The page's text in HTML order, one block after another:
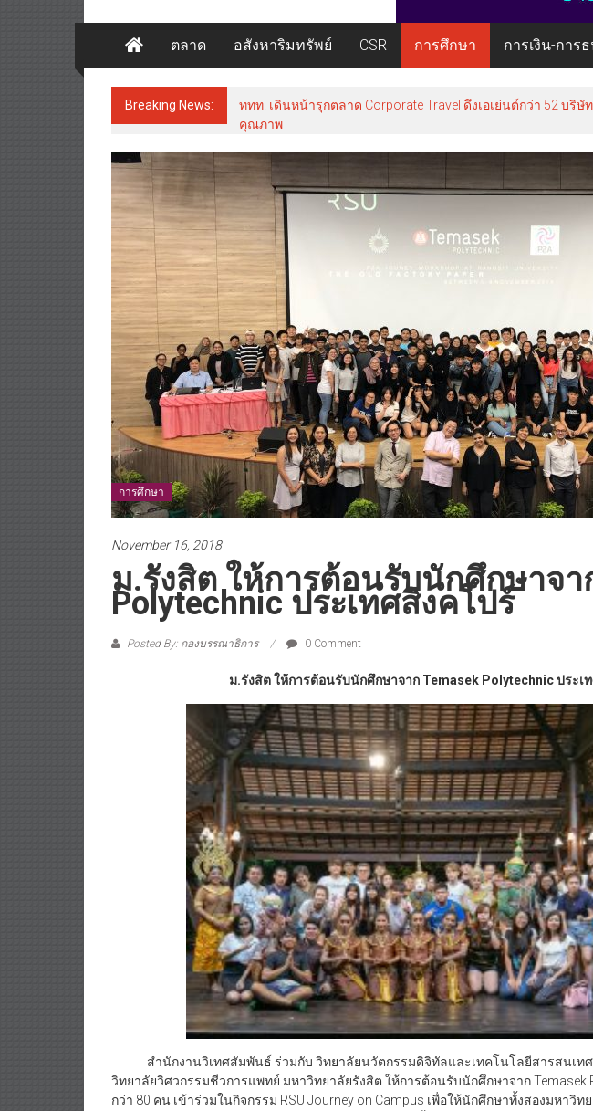
ตลาด อสังหาริมทรัพย์ CSR การศึกษา การเงิน-การ
Breaking News:
ททท. เดินหน้ารุกตลาด Corporate Travel ดึงเอเย่นต์กว่า 52 บ
คุณภาพ
การศึกษา
November 16, 2018
ม.รังสิต ให้การต้อนรับนักศึกษาจา
Polytechnic ประเทศสิงคโปร์
Posted By: กองบรรณาธิการ 0 Comment
ม.รังสิต ให้การต้อนรับนักศึกษาจาก Temasek Polytechnic ประเ
สำนักงานวิเทศสัมพันธ์ ร่วมกับ วิทยาลัยนวัตกรรมดิจิทัลและเทคโนโลยีสารสนเท
วิทยาลัยวิศวกรรมชีวการแพทย์ มหาวิทยาลัยรังสิต ให้การต้อนรับนักศึกษาจาก Temasek
กว่า 80 คน เข้าร่วมในกิจกรรม RSU Journey on Campus เพื่อให้นักศึกษาทั้งสองมหาวิ